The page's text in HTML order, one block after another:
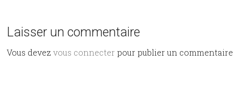
Laisser un commentaire
Vous devez vous connecter pour publier un commentaire.